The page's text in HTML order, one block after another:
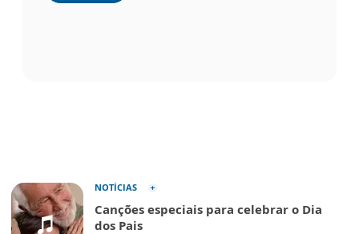
NOTÍCIAS
Canções especiais para celebrar o Dia
dos Pais